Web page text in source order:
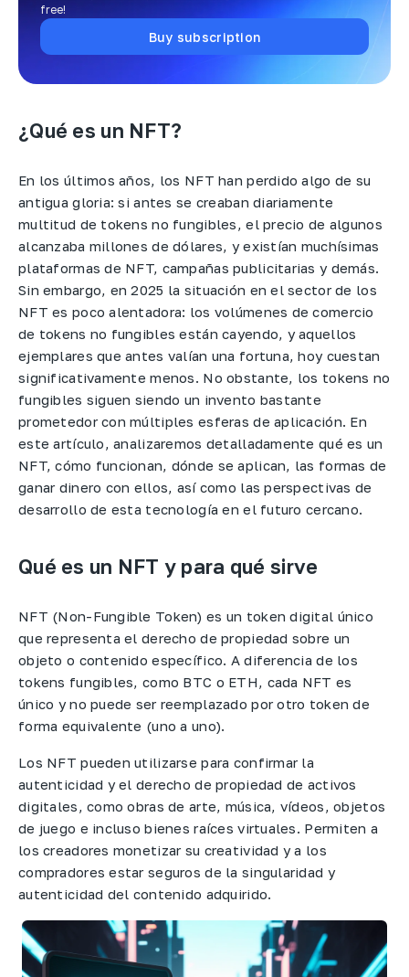
free!
Buy subscription
¿Qué es un NFT?
En los últimos años, los NFT han perdido algo de su
antigua gloria: si antes se creaban diariamente
multitud de tokens no fungibles, el precio de algunos
alcanzaba millones de dólares, y existían muchísimas
plataformas de NFT, campañas publicitarias y demás.
Sin embargo, en 2025 la situación en el sector de los
NFT es poco alentadora: los volúmenes de comercio
de tokens no fungibles están cayendo, y aquellos
ejemplares que antes valían una fortuna, hoy cuestan
significativamente menos. No obstante, los tokens no
fungibles siguen siendo un invento bastante
prometedor con múltiples esferas de aplicación. En
este artículo, analizaremos detalladamente qué es un
NFT, cómo funcionan, dónde se aplican, las formas de
ganar dinero con ellos, así como las perspectivas de
desarrollo de esta tecnología en el futuro cercano.
Qué es un NFT y para qué sirve
NFT (Non-Fungible Token) es un token digital único
que representa el derecho de propiedad sobre un
objeto o contenido específico. A diferencia de los
tokens fungibles, como BTC o ETH, cada NFT es
único y no puede ser reemplazado por otro token de
forma equivalente (uno a uno).​
Los NFT pueden utilizarse para confirmar la
autenticidad y el derecho de propiedad de activos
digitales, como obras de arte, música, vídeos, objetos
de juego e incluso bienes raíces virtuales. Permiten a
los creadores monetizar su creatividad y a los
compradores estar seguros de la singularidad y
autenticidad del contenido adquirido.